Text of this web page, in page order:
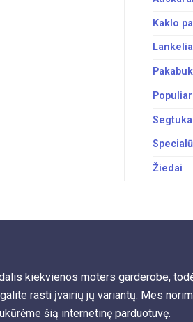
Kaklo
Žiedai
kiekvienos moters garderobe,
rasti įvairių jų variantų. Mes
šią internetinę parduotuvę.